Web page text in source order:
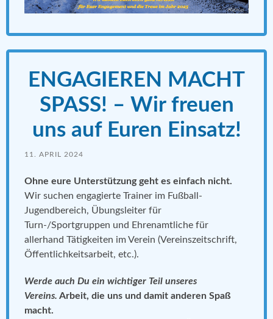
ENGAGIEREN MACHT
SPASS! – Wir freuen
uns auf Euren Einsatz!
11. APRIL 2024
Ohne eure Unterstützung geht es einfach nicht.
Wir suchen engagierte Trainer im Fußball-
Jugendbereich, Übungsleiter für
Turn-/Sportgruppen und Ehrenamtliche für
allerhand Tätigkeiten im Verein (Vereinszeitschrift,
Öffentlichkeitsarbeit, etc.).
Werde auch Du ein wichtiger Teil unseres
Vereins. Arbeit, die uns und damit anderen Spaß
macht.